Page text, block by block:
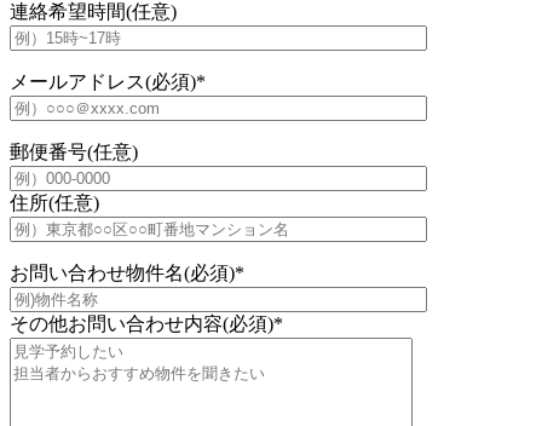
連絡希望時間(任意)
メールアドレス(必須)*
郵便番号(任意)
住所(任意)
お問い合わせ物件名(必須)*
その他お問い合わせ内容(必須)*